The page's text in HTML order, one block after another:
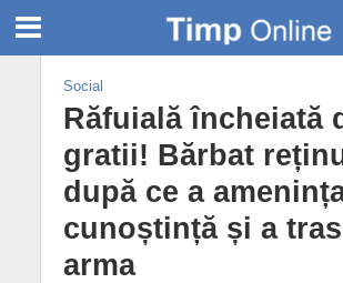
Social
Răfuială încheiată
gratii! Bărbat
după ce a
cunoștință și a
arma